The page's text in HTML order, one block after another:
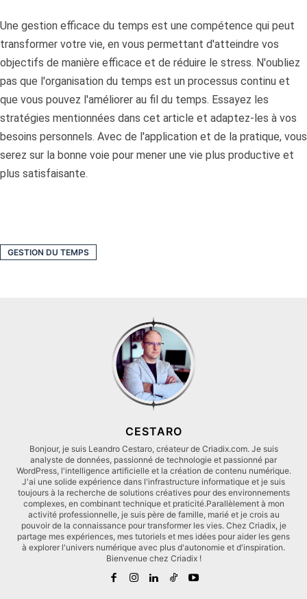
Une gestion efficace du temps est une compétence qui peut
transformer votre vie, en vous permettant d'atteindre vos
objectifs de manière efficace et de réduire le stress. N'oubliez
pas que l'organisation du temps est un processus continu et
que vous pouvez l'améliorer au fil du temps. Essayez les
stratégies mentionnées dans cet article et adaptez-les à vos
besoins personnels. Avec de l'application et de la pratique, vous
serez sur la bonne voie pour mener une vie plus productive et
plus satisfaisante.
GESTION DU TEMPS
CESTARO
Bonjour, je suis Leandro Cestaro, créateur de Criadix.com. Je suis
analyste de données, passionné de technologie et passionné par
WordPress, l'intelligence artificielle et la création de contenu numérique.
J'ai une solide expérience dans l'infrastructure informatique et je suis
toujours à la recherche de solutions créatives pour des environnements
complexes, en combinant technique et praticité.Parallèlement à mon
activité professionnelle, je suis père de famille, marié et je crois au
pouvoir de la connaissance pour transformer les vies. Chez Criadix, je
partage mes expériences, mes tutoriels et mes idées pour aider les gens
à explorer l'univers numérique avec plus d'autonomie et d'inspiration.
Bienvenue chez Criadix !